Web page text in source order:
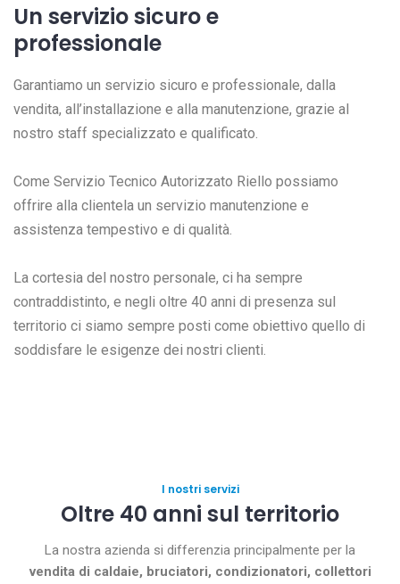
Un servizio sicuro e
professionale
Garantiamo un servizio sicuro e professionale, dalla
vendita, all’installazione e alla manutenzione, grazie al
nostro staff specializzato e qualificato.
Come Servizio Tecnico Autorizzato Riello possiamo
offrire alla clientela un servizio manutenzione e
assistenza tempestivo e di qualità.
La cortesia del nostro personale, ci ha sempre
contraddistinto, e negli oltre 40 anni di presenza sul
territorio ci siamo sempre posti come obiettivo quello di
soddisfare le esigenze dei nostri clienti.
I nostri servizi
Oltre 40 anni sul territorio
La nostra azienda si differenzia principalmente per la
vendita di caldaie, bruciatori, condizionatori, collettori